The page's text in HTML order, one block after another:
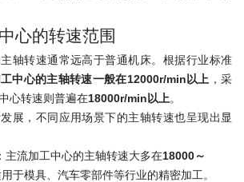
心的转速范围
轴转速通常远高于普通机床。根据行业标准
中心的主轴转速一般在12000r/min以上 ，采
心转速则普遍在18000r/min以上。
展，不同应用场景下的主轴转速也呈现出显
：主流加工中心的主轴转速大多在18000～
于模具、汽车零部件等行业的精密加工。